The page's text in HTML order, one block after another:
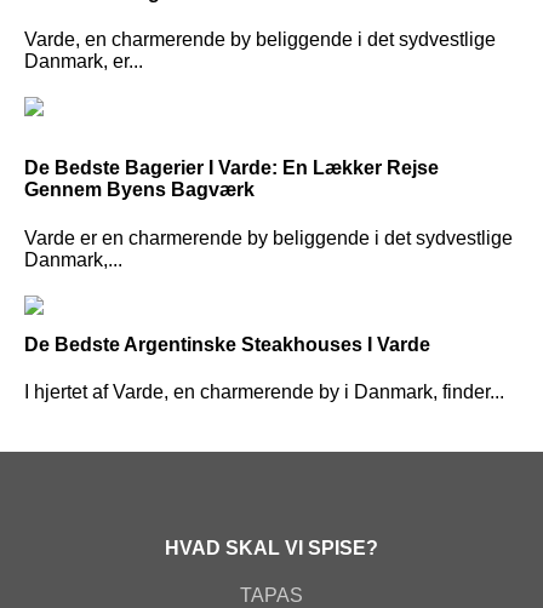
Varde, en charmerende by beliggende i det sydvestlige
Danmark, er...
De Bedste Bagerier I Varde: En Lækker Rejse
Gennem Byens Bagværk
Varde er en charmerende by beliggende i det sydvestlige
Danmark,...
De Bedste Argentinske Steakhouses I Varde
I hjertet af Varde, en charmerende by i Danmark, finder...
HVAD SKAL VI SPISE?
TAPAS